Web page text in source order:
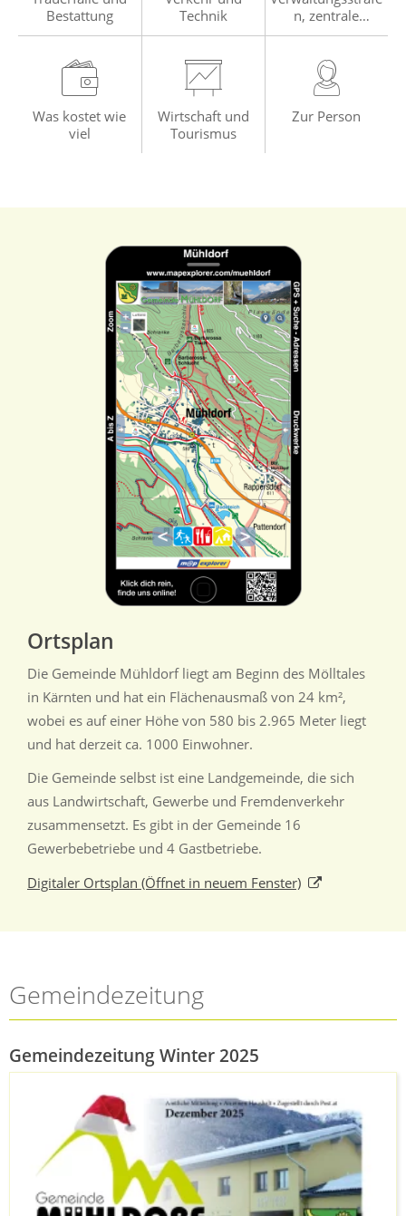
Bestattung
Technik
n, zentrale
Anwendung
Was kostet wie
viel
Wirtschaft und
Tourismus
Zur Person
Ortsplan
Die Gemeinde Mühldorf liegt am Beginn des Mölltales
in Kärnten und hat ein Flächenausmaß von 24 km²,
wobei es auf einer Höhe von 580 bis 2.965 Meter liegt
und hat derzeit ca. 1000 Einwohner.
Die Gemeinde selbst ist eine Landgemeinde, die sich
aus Landwirtschaft, Gewerbe und Fremdenverkehr
zusammensetzt. Es gibt in der Gemeinde 16
Gewerbebetriebe und 4 Gastbetriebe.
Digitaler Ortsplan (Öffnet in neuem Fenster)
Gemeindezeitung
Gemeindezeitung Winter 2025